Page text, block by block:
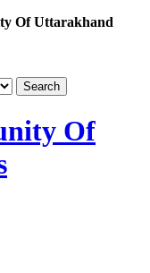
Of Uttarakhand
Of